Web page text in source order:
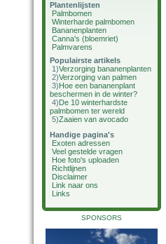
Plantenlijsten
Palmbomen
Winterharde palmbomen
Bananenplanten
Canna's (bloemriet)
Palmvarens
Populairste artikels
1)Verzorging bananenplanten
2)Verzorging van palmen
3)Hoe een bananenplant
beschermen in de winter?
4)De 10 winterhardste
palmbomen ter wereld
5)Zaaien van avocado
Handige pagina's
Exoten adressen
Veel gestelde vragen
Hoe foto's uploaden
Richtlijnen
Disclaimer
Link naar ons
Links
SPONSORS